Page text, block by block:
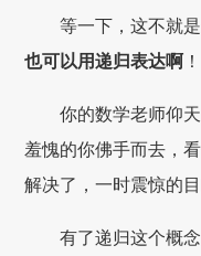
等一下，这不就是
也可以用递归表达啊 ！
你的数学老师仰
羞愧的你佛手而去，
解决了，一时震惊的
有了递归这个概